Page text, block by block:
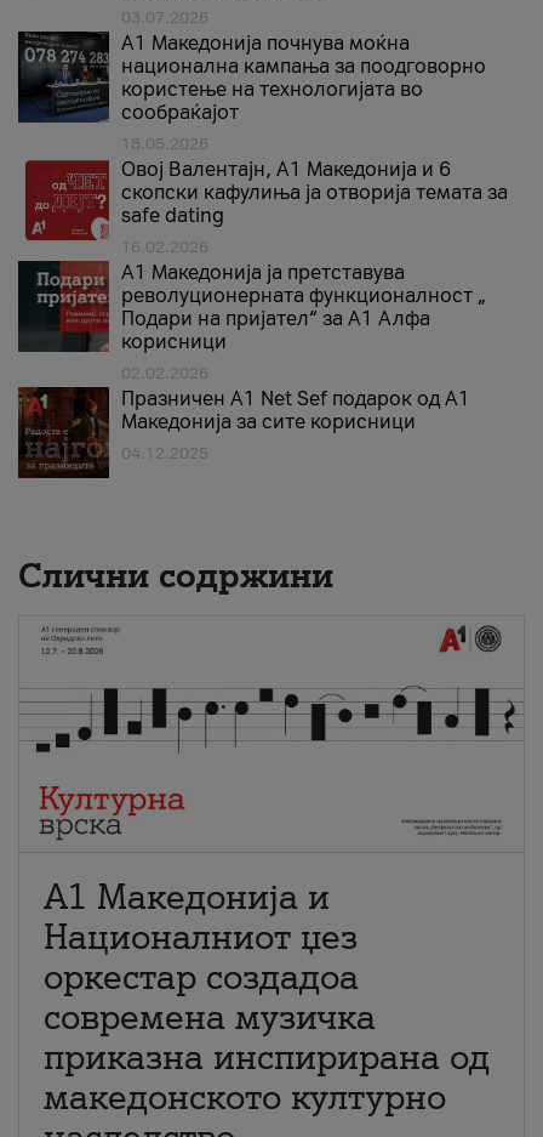
03.07.2026
A1 Македонија почнува моќна
национална кампања за поодговорно
користење на технологијата во
сообраќајот
18.05.2026
Овој Валентајн, A1 Македонија и 6
скопски кафулиња ја отворија темата за
safe dating
16.02.2026
А1 Македонија ја претставува
револуционерната функционалност „
Подари на пријател“ за А1 Алфа
корисници
02.02.2026
Празничен A1 Net Sеf подарок од А1
Македонија за сите корисници
04.12.2025
Слични содржини
А1 Македонија и
Националниот џез
оркестар создадоа
современа музичка
приказна инспирирана од
македонското културно